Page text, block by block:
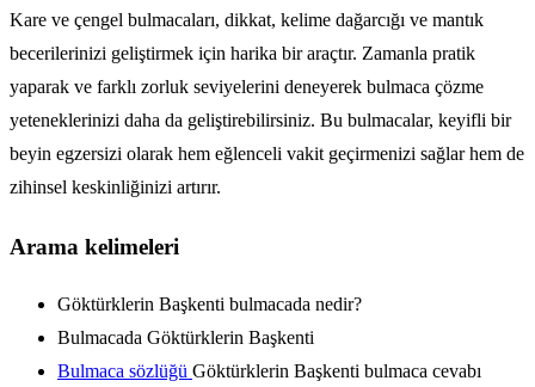
Kare ve çengel bulmacaları, dikkat, kelime dağarcığı ve mantık
becerilerinizi geliştirmek için harika bir araçtır. Zamanla pratik
yaparak ve farklı zorluk seviyelerini deneyerek bulmaca çözme
yeteneklerinizi daha da geliştirebilirsiniz. Bu bulmacalar, keyifli bir
beyin egzersizi olarak hem eğlenceli vakit geçirmenizi sağlar hem de
zihinsel keskinliğinizi artırır.
Arama kelimeleri
Göktürklerin Başkenti bulmacada nedir?
Bulmacada Göktürklerin Başkenti
Bulmaca sözlüğü Göktürklerin Başkenti bulmaca cevabı